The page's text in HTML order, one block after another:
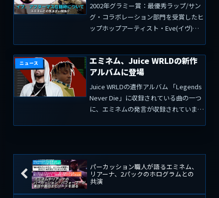
2002年グラミー賞：最優秀ラップ/サン
グ・コラボレーション部門を受賞したヒ
ップホップアーティスト・Eve(イヴ)
インメントと契約していた当時を振り返
りました。イヴはア...
ニュース
エミネム、Juice WRLDの新作
アルバムに登場
Juice WRLDの遺作アルバム 「Legends
Never Die」に収録されている曲の一つ
に、エミネムの発言が収録されていま
パーカッション職人が語るエミネム、
リアーナ、2パックのホログラムとの
共演